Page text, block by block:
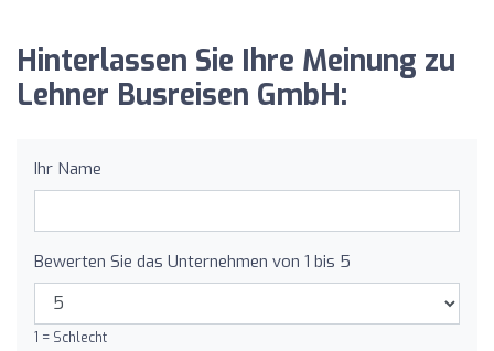
Hinterlassen Sie Ihre Meinung zu
Lehner Busreisen GmbH:
Ihr Name
Bewerten Sie das Unternehmen von 1 bis 5
1 = Schlecht